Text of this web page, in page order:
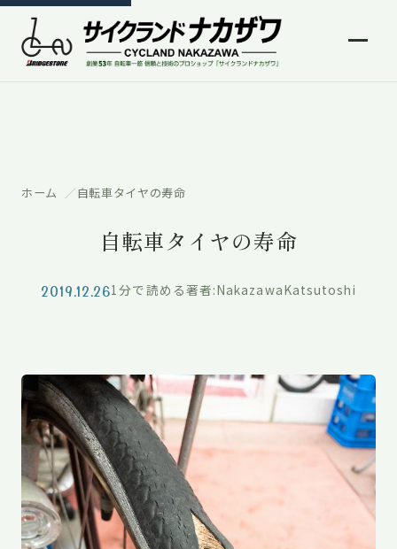
ホーム 自転車タイヤの寿命
自転車タイヤの寿命
2019.12.261分で読める著者:NakazawaKatsutoshi